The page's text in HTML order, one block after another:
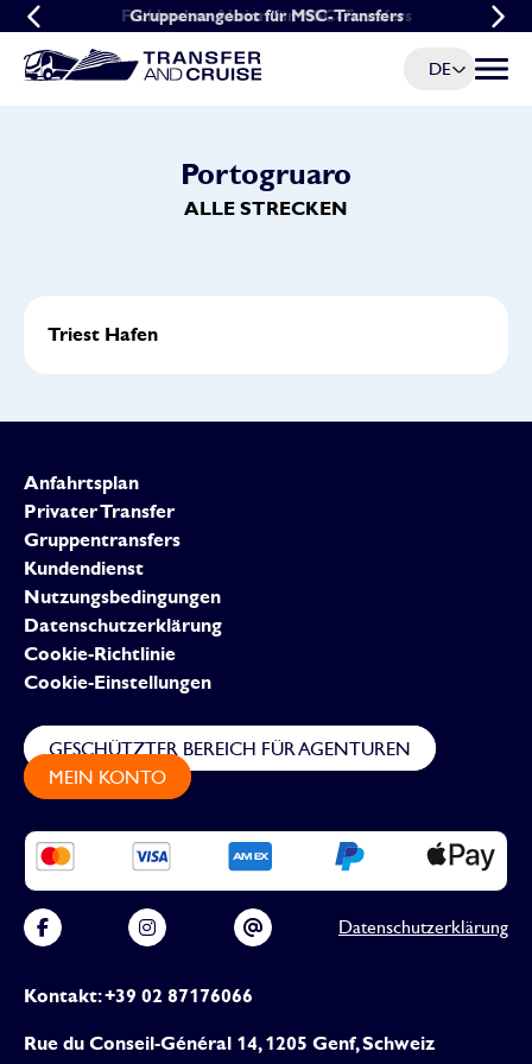
Gruppenangebot für MSC-Transfers
Frühbucher-Aktion für MSC-Transfers
DE Menü
Portogruaro
ALLE STRECKEN
Triest Hafen
Anfahrtsplan
Privater Transfer
Gruppentransfers
Kundendienst
Nutzungsbedingungen
Datenschutzerklärung
Cookie-Richtlinie
Cookie-Einstellungen
Kontakt: +39 02 87176066
Rue du Conseil-Général 14, 1205 Genf, Schweiz
GESCHÜTZTER BEREICH FÜR AGENTUREN
MEIN KONTO
Datenschutzerklärung